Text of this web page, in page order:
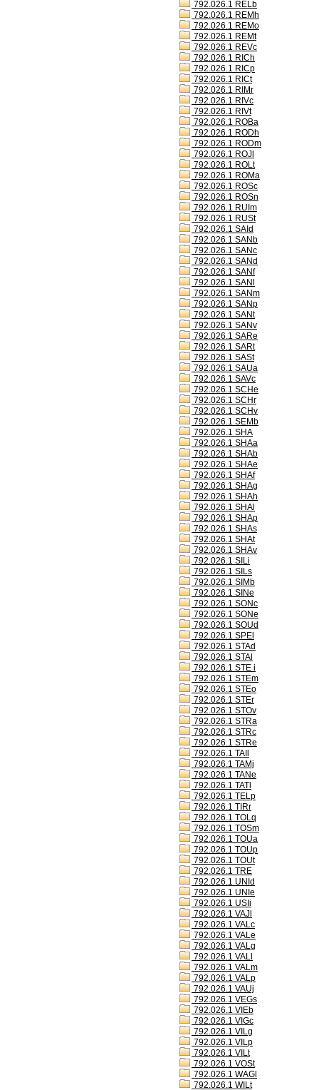
792.026.1 RELb
792.026.1 REMh
792.026.1 REMo
792.026.1 REMt
792.026.1 REVc
792.026.1 RICh
792.026.1 RICp
792.026.1 RICt
792.026.1 RIMr
792.026.1 RIVc
792.026.1 RIVt
792.026.1 ROBa
792.026.1 RODh
792.026.1 RODm
792.026.1 ROJl
792.026.1 ROLt
792.026.1 ROMa
792.026.1 ROSc
792.026.1 ROSn
792.026.1 RUIm
792.026.1 RUSt
792.026.1 SAId
792.026.1 SANb
792.026.1 SANc
792.026.1 SANd
792.026.1 SANf
792.026.1 SANl
792.026.1 SANm
792.026.1 SANp
792.026.1 SANt
792.026.1 SANv
792.026.1 SARe
792.026.1 SARt
792.026.1 SASt
792.026.1 SAUa
792.026.1 SAVc
792.026.1 SCHe
792.026.1 SCHr
792.026.1 SCHv
792.026.1 SEMb
792.026.1 SHA
792.026.1 SHAa
792.026.1 SHAb
792.026.1 SHAe
792.026.1 SHAf
792.026.1 SHAg
792.026.1 SHAh
792.026.1 SHAl
792.026.1 SHAp
792.026.1 SHAs
792.026.1 SHAt
792.026.1 SHAv
792.026.1 SILi
792.026.1 SILs
792.026.1 SIMb
792.026.1 SINe
792.026.1 SONc
792.026.1 SONe
792.026.1 SOUd
792.026.1 SPEl
792.026.1 STAd
792.026.1 STAl
792.026.1 STE i
792.026.1 STEm
792.026.1 STEo
792.026.1 STEr
792.026.1 STOv
792.026.1 STRa
792.026.1 STRc
792.026.1 STRe
792.026.1 TAIl
792.026.1 TAMj
792.026.1 TANe
792.026.1 TATl
792.026.1 TELp
792.026.1 TIRr
792.026.1 TOLq
792.026.1 TOSm
792.026.1 TOUa
792.026.1 TOUp
792.026.1 TOUt
792.026.1 TRE
792.026.1 UNId
792.026.1 UNIe
792.026.1 USIi
792.026.1 VAJl
792.026.1 VALc
792.026.1 VALe
792.026.1 VALg
792.026.1 VALl
792.026.1 VALm
792.026.1 VALp
792.026.1 VAUj
792.026.1 VEGs
792.026.1 VIEb
792.026.1 VIGc
792.026.1 VILg
792.026.1 VILp
792.026.1 VILt
792.026.1 VOSt
792.026.1 WAGl
792.026.1 WILt